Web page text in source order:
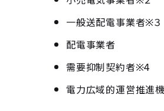
一般送配電事業者※３
配電事業者
需要抑制契約者※4
電力広域的運営推進